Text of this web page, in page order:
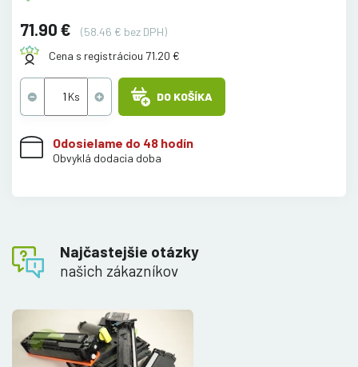
71.90 €
(58.46 € bez DPH)
Cena s registráciou 71.20 €
DO KOŠÍKA
Odosielame do 48 hodín
Obvyklá dodacia doba
Najčastejšie otázky
našich zákazníkov